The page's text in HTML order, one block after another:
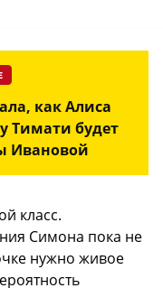
как Алиса
Тимати будет
Ивановой
класс.
Симона пока не
нужно живое